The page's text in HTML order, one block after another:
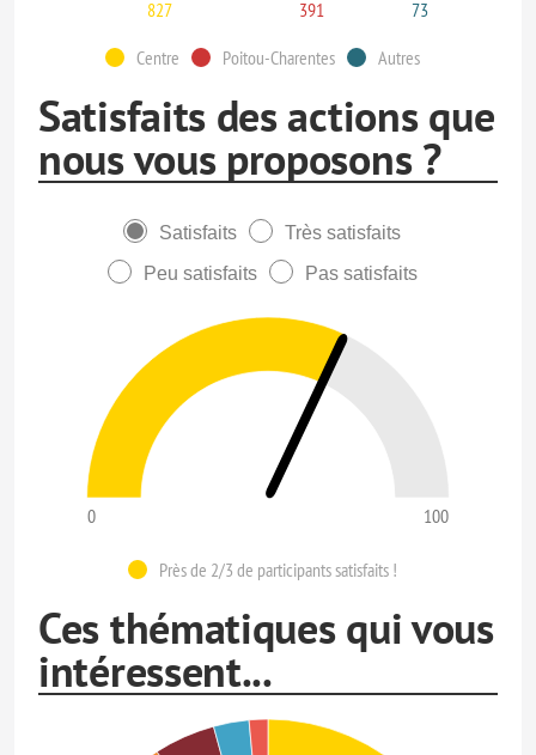
827 391 73
Centre Poitou-Charentes Autres
Satisfaits des actions que
nous vous proposons ?
Satisfaits
Très satisfaits
Peu satisfaits
Pas satisfaits
0 100
Près de 2/3 de participants satisfaits !
Ces thématiques qui vous
intéressent...